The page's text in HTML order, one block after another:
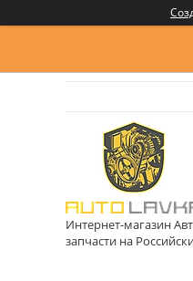
Интернет-магазин
запчасти на